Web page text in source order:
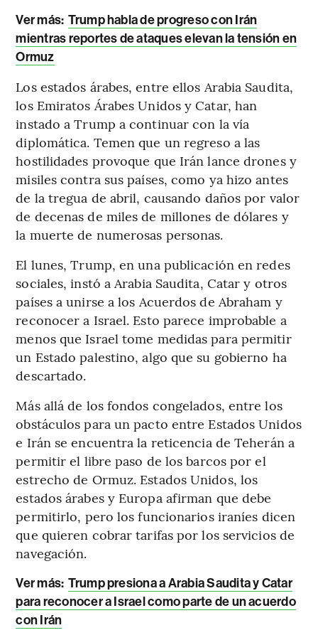
Ver más: Trump habla de progreso con Irán
mientras reportes de ataques elevan la tensión en
Ormuz
Los estados árabes, entre ellos Arabia Saudita,
los Emiratos Árabes Unidos y Catar, han
instado a Trump a continuar con la vía
diplomática. Temen que un regreso a las
hostilidades provoque que Irán lance drones y
misiles contra sus países, como ya hizo antes
de la tregua de abril, causando daños por valor
de decenas de miles de millones de dólares y
la muerte de numerosas personas.
El lunes, Trump, en una publicación en redes
sociales, instó a Arabia Saudita, Catar y otros
países a unirse a los Acuerdos de Abraham y
reconocer a Israel. Esto parece improbable a
menos que Israel tome medidas para permitir
un Estado palestino, algo que su gobierno ha
descartado.
Más allá de los fondos congelados, entre los
obstáculos para un pacto entre Estados Unidos
e Irán se encuentra la reticencia de Teherán a
permitir el libre paso de los barcos por el
estrecho de Ormuz. Estados Unidos, los
estados árabes y Europa afirman que debe
permitirlo, pero los funcionarios iraníes dicen
que quieren cobrar tarifas por los servicios de
navegación.
Ver más: Trump presiona a Arabia Saudita y Catar
para reconocer a Israel como parte de un acuerdo
con Irán